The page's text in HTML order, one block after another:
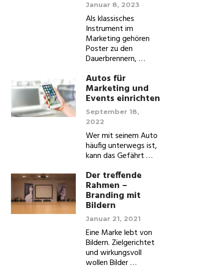
Januar 8, 2023
Als klassisches
Instrument im
Marketing gehören
Poster zu den
Dauerbrennern, …
Autos für
Marketing und
Events einrichten
September 18,
2022
Wer mit seinem Auto
häufig unterwegs ist,
kann das Gefährt …
Der treffende
Rahmen –
Branding mit
Bildern
Januar 21, 2021
Eine Marke lebt von
Bildern. Zielgerichtet
und wirkungsvoll
wollen Bilder …